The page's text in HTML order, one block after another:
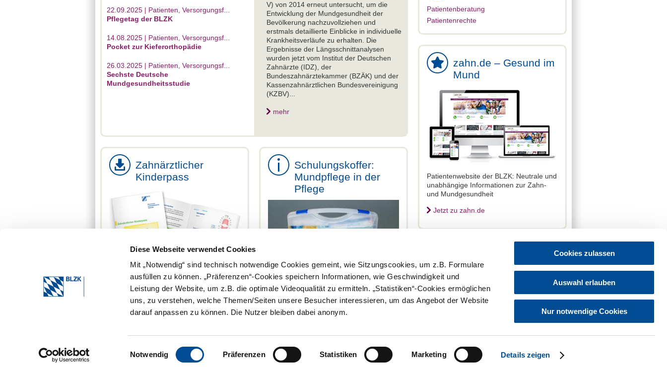
Diese Webseite verwendet Cookies
Mit „Notwendig“ sind technisch notwendige Cookies gemeint, wie Sitzungscookies, um z.B. Formulare
ausfüllen zu können. „Präferenzen“-Cookies speichern Informationen, wie Geschwindigkeit und
Leistung der Website, um z.B. die optimale Videoqualität zu ermitteln. „Statistiken“-Cookies ermöglichen
uns, zu verstehen, welche Themen/Seiten unsere Besucher interessieren, um das Angebot der Website
darauf anpassen zu können. Die Nutzer bleiben dabei anonym.
Einwilligungsauswahl
Notwendig Präferenzen Statistiken Marketing Details zeigen
Cookies zulassen
Auswahl erlauben
Nur notwendige Cookies
22.09.2025 | Patienten, Versorgungsf...
Pflegetag der BLZK
14.08.2025 | Patienten, Versorgungsf...
Pocket zur Kieferorthopädie
26.03.2025 | Patienten, Versorgungsf...
Sechste Deutsche
Mundgesundheitsstudie
V) von 2014 erneut untersucht, um die
Entwicklung der Mundgesundheit der
Bevölkerung nachzuvollziehen und
erstmals detaillierte Einblicke in individuelle
Krankheitsverläufe zu erhalten. Die
Ergebnisse der Längsschnittanalysen
wurden jetzt vom Institut der Deutschen
Zahnärzte (IDZ), der
Bundeszahnärztekammer (BZÄK) und der
Kassenzahnärztlichen Bundesvereinigung
(KZBV)...
mehr
Zahnärztlicher
Kinderpass
Download PDF (1,1 MB)
Schulungskoffer:
Mundpflege in der
Pflege
Inhalt des Koffers und Bestellinfos
Patientenberatung
Patientenrechte
zahn.de – Gesund im
Mund
Patientenwebsite der BLZK: Neutrale und
unabhängige Informationen zur Zahn-
und Mundgesundheit
Jetzt zu zahn.de
Bayerische Landeszahnärztekammer 2026 Kontakt Impressum Rundschreiben und Newsletter Hinweisgebersystem